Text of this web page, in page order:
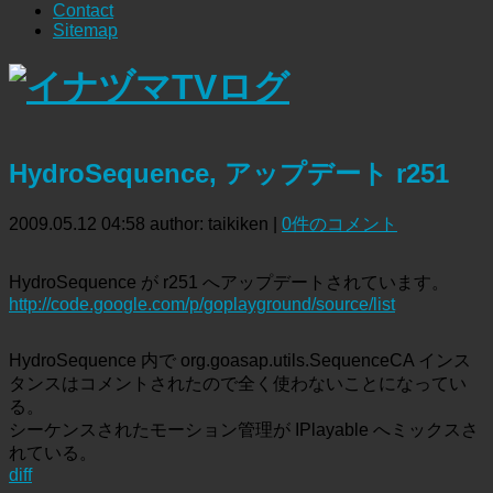
Contact
Sitemap
HydroSequence, アップデート r251
2009.05.12 04:58 author: taikiken 0件のコメント
HydroSequence が r251 へアップデートされています。
http://code.google.com/p/goplayground/source/list
HydroSequence 内で org.goasap.utils.SequenceCA インス
タンスはコメントされたので全く使わないことになってい
る。
シーケンスされたモーション管理が IPlayable へミックスさ
れている。
diff